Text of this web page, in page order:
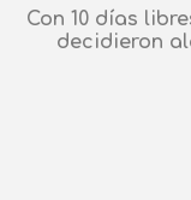
Con 10 días
decidieron